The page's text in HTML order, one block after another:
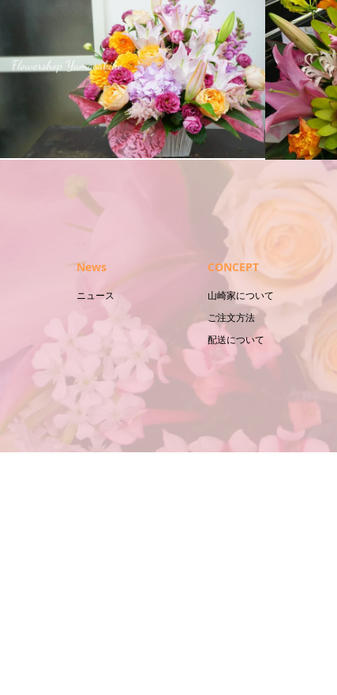
アレンジメント
花束
News
ニュース
CONCEPT
山崎家について
ご注文方法
配送について